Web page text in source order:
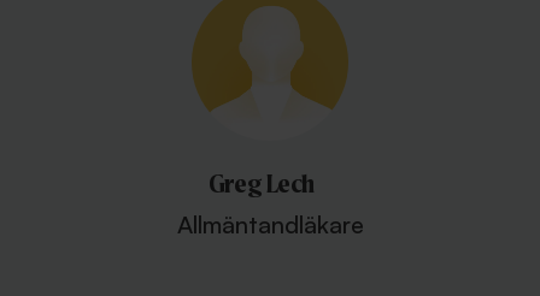
Greg Lech
Allmäntandläkare